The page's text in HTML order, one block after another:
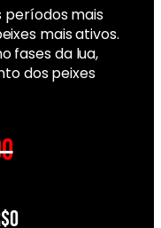
períodos mais
mais ativos.
fases da lua,
dos peixes